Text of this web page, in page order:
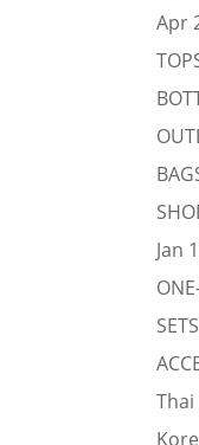
Apr
Jan
SETS
Thai